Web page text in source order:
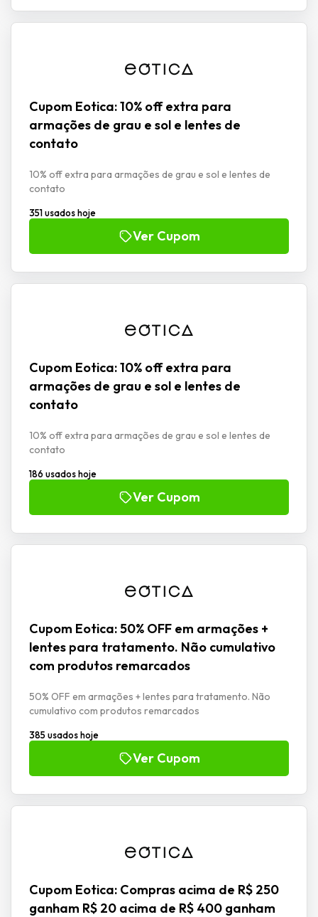
Cupom Eotica: 10% off extra para
armações de grau e sol e lentes de
contato
10% off extra para armações de grau e sol e lentes de
contato
351 usados hoje
Ver Cupom
Cupom Eotica: 10% off extra para
armações de grau e sol e lentes de
contato
10% off extra para armações de grau e sol e lentes de
contato
186 usados hoje
Ver Cupom
Cupom Eotica: 50% OFF em armações +
lentes para tratamento. Não cumulativo
com produtos remarcados
50% OFF em armações + lentes para tratamento. Não
cumulativo com produtos remarcados
385 usados hoje
Ver Cupom
Cupom Eotica: Compras acima de R$ 250
ganham R$ 20 acima de R$ 400 ganham